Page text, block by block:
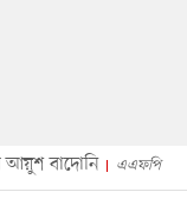
আয়ুশ বাদোনি এএফপি